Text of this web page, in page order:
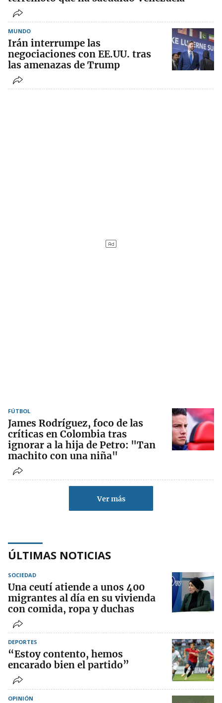
MUNDO
Irán interrumpe las
negociaciones con EE.UU. tras
las amenazas de Trump
FÚTBOL
James Rodríguez, foco de las
críticas en Colombia tras
ignorar a la hija de Petro: "Tan
machito con una niña"
Ver más
ÚLTIMAS NOTICIAS
SOCIEDAD
Una ceutí atiende a unos 400
migrantes al día en su vivienda
con comida, ropa y duchas
DEPORTES
“Estoy contento, hemos
encarado bien el partido”
OPINIÓN